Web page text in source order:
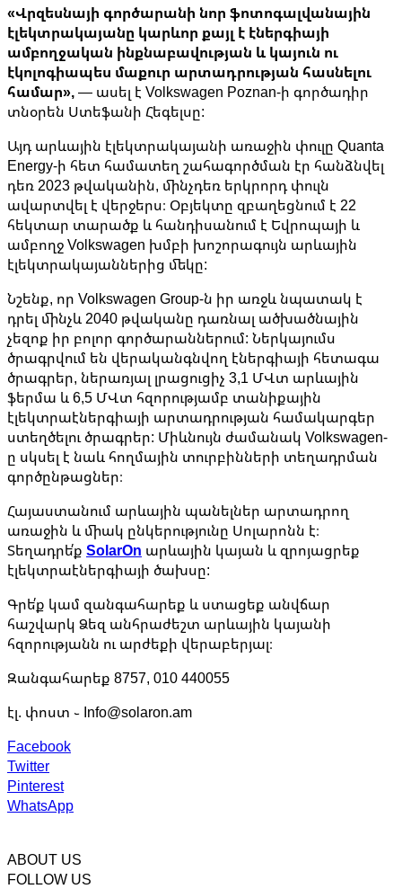
«Վրզեսնայի գործարանի նոր ֆոտոգալվանային
էլեկտրակայանը կարևոր քայլ է էներգիայի
ամբողջական ինքնաբավության և կայուն ու
էկոլոգիապես մաքուր արտադրության հասնելու
համար»,— ասել է Volkswagen Poznan-ի գործադիր
տնօրեն Ստեֆանի Հեգելսը:
Այդ արևային էլեկտրակայանի առաջին փուլը Quanta
Energy-ի հետ համատեղ շահագործման էր հանձնվել
դեռ 2023 թվականին, մինչդեռ երկրորդ փուլն
ավարտվել է վերջերս։ Օբյեկտը զբաղեցնում է 22
հեկտար տարածք և հանդիսանում է Եվրոպայի և
ամբողջ Volkswagen խմբի խոշորագույն արևային
էլեկտրակայաններից մեկը:
Նշենք, որ Volkswagen Group-ն իր առջև նպատակ է
դրել մինչև 2040 թվականը դառնալ ածխածնային
չեզոք իր բոլոր գործարաններում: Ներկայումս
ծրագրվում են վերականգնվող էներգիայի հետագա
ծրագրեր, ներառյալ լրացուցիչ 3,1 ՄՎտ արևային
ֆերմա և 6,5 ՄՎտ հզորությամբ տանիքային
էլեկտրաէներգիայի արտադրության համակարգեր
ստեղծելու ծրագրեր: Միևնույն ժամանակ Volkswagen-
ը սկսել է նաև հողմային տուրբինների տեղադրման
գործընթացներ։
Հայաստանում արևային պանելներ արտադրող
առաջին և միակ ընկերությունը Սոլարոնն է։
Տեղադրե՛ք SolarOn արևային կայան և զրոյացրեք
էլեկտրաէներգիայի ծախսը:
Գրե՛ք կամ զանգահարեք և ստացեք անվճար
հաշվարկ Ձեզ անհրաժեշտ արևային կայանի
հզորությանն ու արժեքի վերաբերյալ։
Զանգահարեք 8757, 010 440055
էլ. փոստ ֊ Info@solaron.am
Facebook
Twitter
Pinterest
WhatsApp
ABOUT US
FOLLOW US